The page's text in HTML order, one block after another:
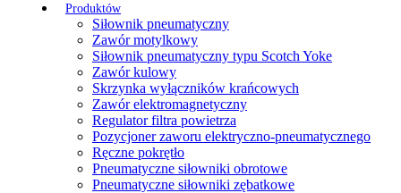
Produktów
Siłownik pneumatyczny
Zawór motylkowy
Siłownik pneumatyczny typu Scotch Yoke
Zawór kulowy
Skrzynka wyłączników krańcowych
Zawór elektromagnetyczny
Regulator filtra powietrza
Pozycjoner zaworu elektryczno-pneumatycznego
Ręczne pokrętło
Pneumatyczne siłowniki obrotowe
Pneumatyczne siłowniki zębatkowe